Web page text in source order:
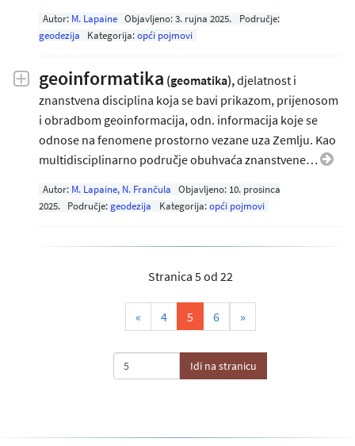
Autor: M. Lapaine Objavljeno:3. rujna 2025.
Područje:
geodezija
Kategorija:opći pojmovi
geoinformatika (geomatika),djelatnost i
znanstvena disciplina koja se bavi prikazom, prijenosom
i obradbom geoinformacija, odn. informacija koje se
odnose na fenomene prostorno vezane uza Zemlju. Kao
multidisciplinarno područje obuhvaća znanstvene…
Autor: M. Lapaine, N. Frančula Objavljeno: 10. prosinca
2025. Područje: geodezija Kategorija: opći pojmovi
Stranica 5 od 22
« 4 5(current)
6 »